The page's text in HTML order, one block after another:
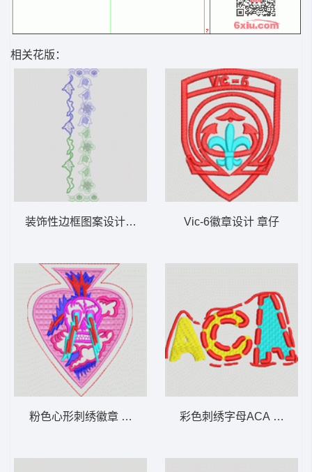
相关花版：
装饰性边框图案设计 亮片 窗帘
粉色心形刺绣徽章 章仔骷髅
Vic-6徽章设计 章仔
彩色刺绣字母ACA 字母